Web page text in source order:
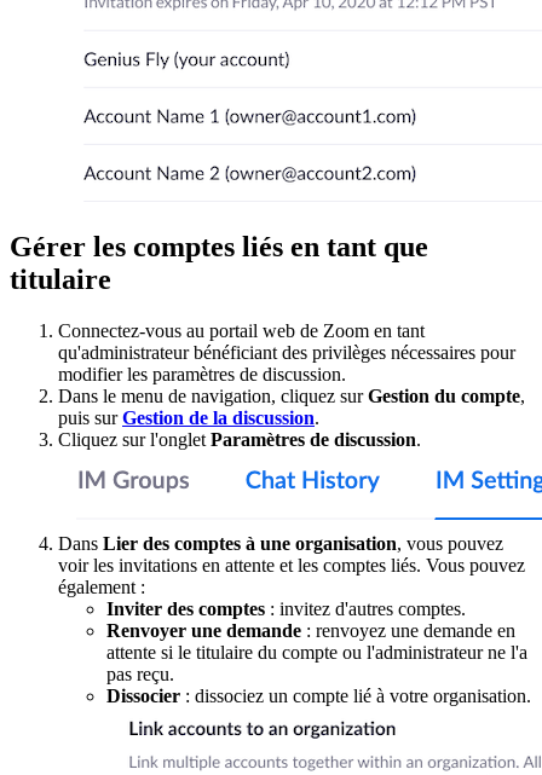
Gérer les comptes liés en tant que
titulaire
Connectez-vous au portail web de Zoom en tant
qu'administrateur bénéficiant des privilèges nécessaires pour
modifier les paramètres de discussion.
Dans le menu de navigation, cliquez surGestion du compte,
puis surGestion de la discussion.
Cliquez sur l'onglet Paramètres de discussion.
Dans Lier des comptes à une organisation, vous pouvez
voir les invitations en attente et les comptes liés. Vous pouvez
également :
Inviter des comptes : invitez d'autres comptes.
Renvoyer une demande : renvoyez une demande en
attente si le titulaire du compte ou l'administrateur ne l'a
pas reçu.
Dissocier : dissociez un compte lié à votre organisation.